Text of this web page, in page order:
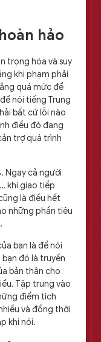
hảo
trọng hóa và suy
khi phạm phải
quá mức để
nói tiếng Trung
bất cứ lỗi nào
điều đó đang
trợ quá trình
Ngay cả người
khi giao tiếp
là điều hết
những phần tiêu
bạn là để nói
bạn đó là truyền
bản thân cho
Tập trung vào
điểm tích
và đồng thời
khi nói.